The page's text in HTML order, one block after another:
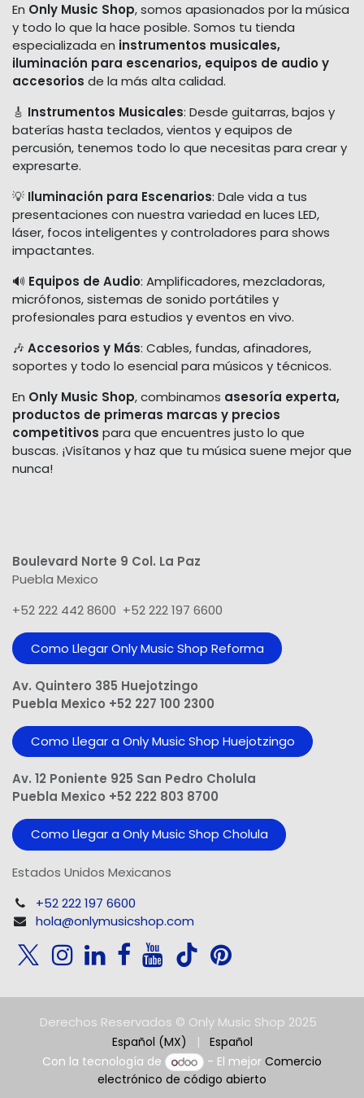
En Only Music Shop, somos apasionados por la música
y todo lo que la hace posible. Somos tu tienda
especializada en instrumentos musicales,
iluminación para escenarios, equipos de audio y
accesorios de la más alta calidad.
🎸 Instrumentos Musicales: Desde guitarras, bajos y
baterías hasta teclados, vientos y equipos de
percusión, tenemos todo lo que necesitas para crear y
expresarte.
💡 Iluminación para Escenarios: Dale vida a tus
presentaciones con nuestra variedad en luces LED,
láser, focos inteligentes y controladores para shows
impactantes.
🔊 Equipos de Audio: Amplificadores, mezcladoras,
micrófonos, sistemas de sonido portátiles y
profesionales para estudios y eventos en vivo.
🎶 Accesorios y Más: Cables, fundas, afinadores,
soportes y todo lo esencial para músicos y técnicos.
En Only Music Shop, combinamos asesoría experta,
productos de primeras marcas y precios
competitivos para que encuentres justo lo que
buscas. ¡Visítanos y haz que tu música suene mejor que
nunca!
Boulevard Norte 9 Col. La Paz
Puebla Mexico
+52 222 442 8600 +52 222 197 6600
Como Llegar Only Music Shop​ Reforma
Av. Quintero 385 Huejotzingo
Puebla Mexico +52 227 100 2300
Como Llegar a Only Music Shop Huejotzingo
Av. 12 Poniente 925 San Pedro Cholula
Puebla Mexico +52 222 803 8700
Como Llegar a Only Music Shop Cholula
Estados Unidos Mexicanos
+52 222 197 6600
hola@onlymusicshop.com
Derechos Reservados © Only Music Shop 2025
Español (MX) |
Español
Con la tecnología de
- El mejorComercio
electrónico de código abierto